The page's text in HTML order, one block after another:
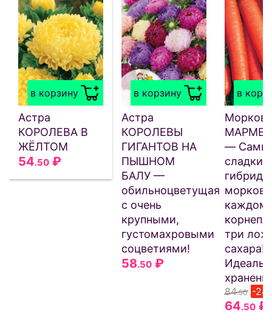
в корзину
Астра
КОРОЛЕВА В
ЖЁЛТОМ
54.50 ₽
в корзину
Астра
КОРОЛЕВЫ
ГИГАНТОВ НА
ПЫШНОМ
БАЛУ —
обильноцветущая
с очень
крупными,
густомахровыми
соцветиями!
58.50 ₽
в
Морковь
—
сладкий
гибрид
каждом
три
сахара!
84.50 -
64.50 ₽